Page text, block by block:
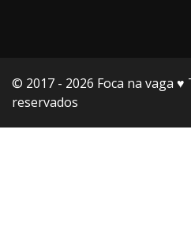
© 2017 - 2026 Foca na vaga
reservados